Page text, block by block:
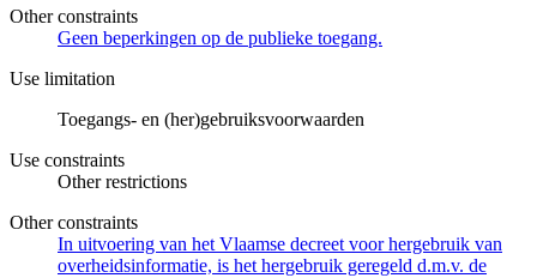
Other constraints
Geen beperkingen op de publieke toegang.
Use limitation
Toegangs- en (her)gebruiksvoorwaarden
Use constraints
Other restrictions
Other constraints
In uitvoering van het Vlaamse decreet voor hergebruik van
overheidsinformatie, is het hergebruik geregeld d.m.v. de